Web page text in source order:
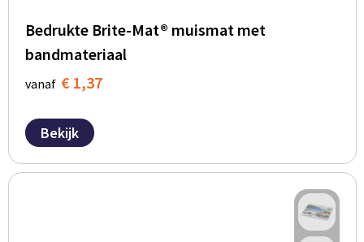
Bedrukte Brite-Mat® muismat met
bandmateriaal
vanaf € 1,37
Bekijk